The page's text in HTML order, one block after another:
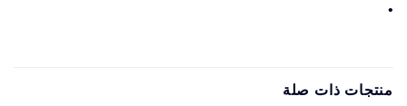
•
منتجات ذات صلة